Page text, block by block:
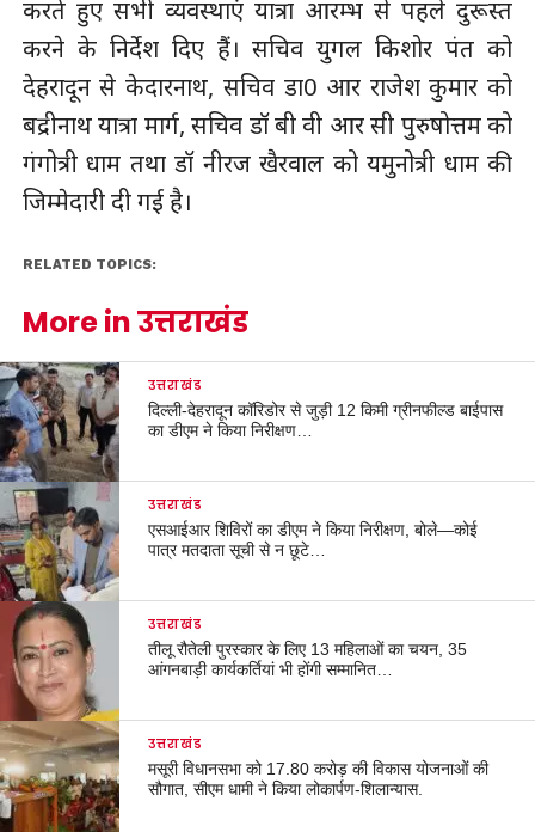
करते हुए सभी व्यवस्थाएं यात्रा आरम्भ से पहले दुरूस्त
करने के निर्देश दिए हैं। सचिव युगल किशोर पंत को
देहरादून से केदारनाथ, सचिव डा0 आर राजेश कुमार को
बद्रीनाथ यात्रा मार्ग, सचिव डॉ बी वी आर सी पुरुषोत्तम को
गंगोत्री धाम तथा डॉ नीरज खैरवाल को यमुनोत्री धाम की
जिम्मेदारी दी गई है।
RELATED TOPICS:
More in उत्तराखंड
उत्तराखंड
दिल्ली-देहरादून कॉरिडोर से जुड़ी 12 किमी ग्रीनफील्ड बाईपास
का डीएम ने किया निरीक्षण…
उत्तराखंड
एसआईआर शिविरों का डीएम ने किया निरीक्षण, बोले—कोई
पात्र मतदाता सूची से न छूटे…
उत्तराखंड
तीलू रौतेली पुरस्कार के लिए 13 महिलाओं का चयन, 35
आंगनबाड़ी कार्यकर्तियां भी होंगी सम्मानित…
उत्तराखंड
मसूरी विधानसभा को 17.80 करोड़ की विकास योजनाओं की
सौगात, सीएम धामी ने किया लोकार्पण-शिलान्यास.